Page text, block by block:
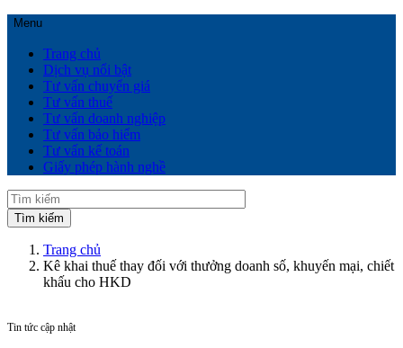
Menu
Trang chủ
Dịch vụ nổi bật
Tư vấn chuyển giá
Tư vấn thuế
Tư vấn doanh nghiệp
Tư vấn bảo hiểm
Tư vấn kế toán
Giấy phép hành nghề
Trang chủ
Kê khai thuế thay đối với thưởng doanh số, khuyến mại, chiết
khấu cho HKD
Tin tức cập nhật